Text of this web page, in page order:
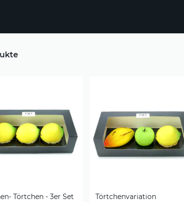
Törtchen - 3er Set
Törtchenvariation